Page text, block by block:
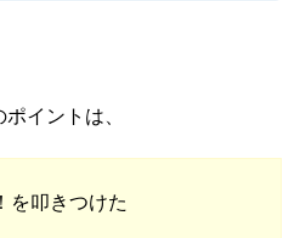
イントは、
叩きつけた